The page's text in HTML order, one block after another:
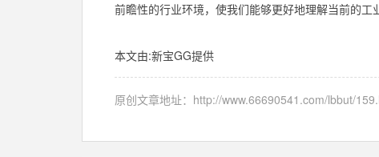
前瞻性的行业环境，使我们能够更好地理解当前的工
本文由:新宝GG提供
原创文章地址： http://www.66690541.com/lbbut/